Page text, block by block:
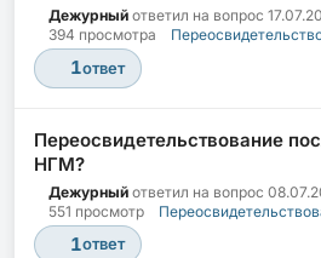
Дежурный ответил на вопрос
394 просмотра
1ответ
Переосвидетельствование
НГМ?
Дежурный ответил на вопрос
551 просмотр
1ответ